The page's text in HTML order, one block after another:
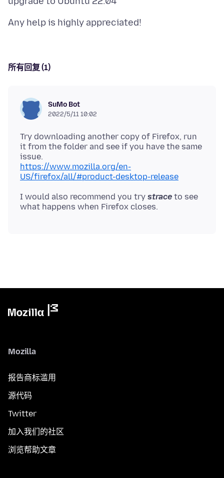
所有回复 (1)
SuMo Bot
2022/5/11 10:02
Try downloading another copy of Firefox, run
it from the folder and see if you have the same
https://www.mozilla.org/en-
US/firefox/all/#product-desktop-release
I would also recommend you try strace to see
Mozilla
报告商标滥用
源代码
Twitter
加入我们的社区
浏览帮助文章